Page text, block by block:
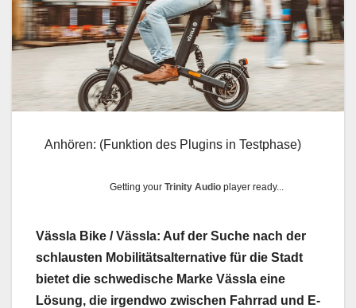
Anhören: (Funktion des Plugins in Testphase)
Getting yourTrinity Audio player ready...
Vässla Bike / Vässla: Auf der Suche nach der
schlausten Mobilitätsalternative für die Stadt
bietet die schwedische Marke Vässla eine
Lösung, die irgendwo zwischen Fahrrad und E-